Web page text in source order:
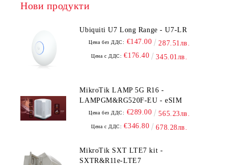
Нови продукти
Ubiquiti U7 Long Range - U7-LR
Цена без ДДС: €147.00 287.51лв.
Цена с ДДС: €176.40 345.01лв.
MikroTik LAMP 5G R16 -
LAMPGM&RG520F-EU - eSIM
Цена без ДДС: €289.00 565.23лв.
Цена с ДДС: €346.80 678.28лв.
MikroTik SXT LTE7 kit -
SXTR&R11e-LTE7